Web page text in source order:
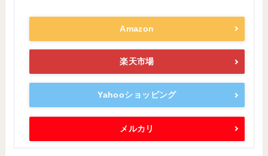
Amazon
楽天市場
Yahooショッピング
メルカリ